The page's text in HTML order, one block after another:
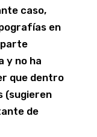
caso,
en
y no ha
que dentro
(sugieren
de